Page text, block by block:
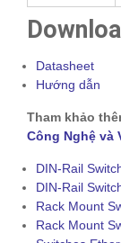
Datasheet
Hướng dẫn
Tham khảo
Công Nghệ và
DIN-Rail
DIN-Rail
Rack Mount
Rack Mount